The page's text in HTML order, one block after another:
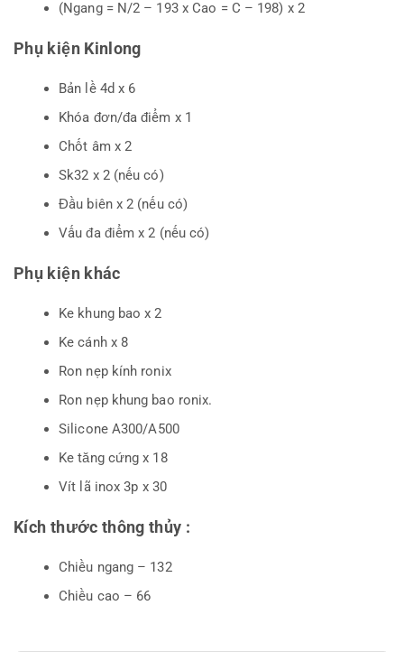
(Ngang = N/2 – 193 x Cao = C – 198) x 2
Phụ kiện Kinlong
Bản lề 4d x 6
Khóa đơn/đa điểm x 1
Chốt âm x 2
Sk32 x 2 (nếu có)
Đầu biên x 2 (nếu có)
Vấu đa điểm x 2 (nếu có)
Phụ kiện khác
Ke khung bao x 2
Ke cánh x 8
Ron nẹp kính ronix
Ron nẹp khung bao ronix.
Silicone A300/A500
Ke tăng cứng x 18
Vít lã inox 3p x 30
Kích thước thông thủy :
Chiều ngang – 132
Chiều cao – 66